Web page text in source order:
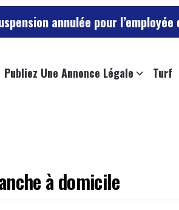
pour l’employée de
Publiez Une Annonce Légale Turf
à domicile